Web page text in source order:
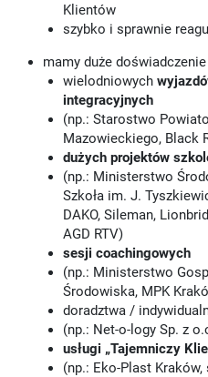
Klientów
szybko i sprawnie
mamy duże
wielodniowych
integracyjnych
(np.: Starostwo
Mazowieckiego, Black
dużych projektów
(np.: Ministerstwo
Szkoła im. J.
DAKO, Sileman,
AGD RTV)
sesji coachingowych
(np.: Ministerstwo
Środowiska, MPK
doradztwa /
(np.: Net-o-logy Sp. z
usługi „Tajemniczy
(np.: Eko-Plast